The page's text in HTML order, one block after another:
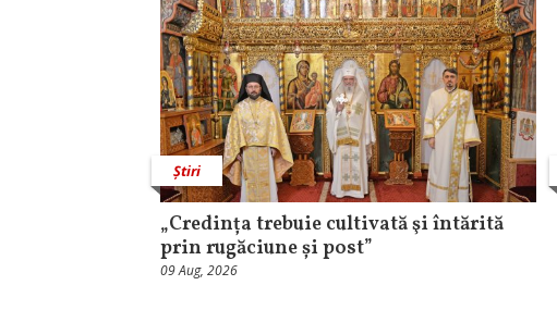
Știri
„Credința trebuie cultivată şi întărită
prin rugăciune și post”
09 Aug, 2026